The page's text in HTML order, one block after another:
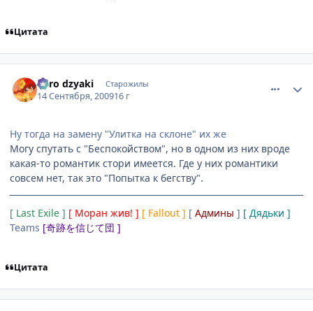
Цитата
niiro dzyaki Старожилы
14 Сентября, 200916 г
Ну тогда на замену "Улитка на склоне" их же
Могу спутать с "Беспокойством", но в одном из них вроде
какая-то романтик стори имеется. Где у них романтики
совсем нет, так это "Попытка к бегству".
[ Last Exile ] [ Моран жив! ] [ Fallout ] [ Админы ] [ Дядьки ]
Teams [奇跡を信じて団 ]
Цитата